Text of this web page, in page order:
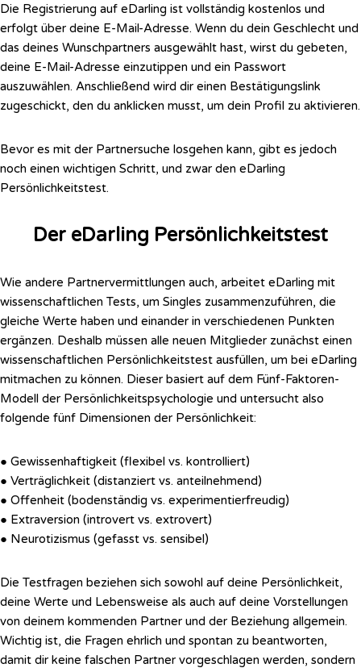
Die Registrierung auf eDarling ist vollständig kostenlos und
erfolgt über deine E-Mail-Adresse. Wenn du dein Geschlecht und
das deines Wunschpartners ausgewählt hast, wirst du gebeten,
deine E-Mail-Adresse einzutippen und ein Passwort
auszuwählen. Anschließend wird dir einen Bestätigungslink
zugeschickt, den du anklicken musst, um dein Profil zu aktivieren.
Bevor es mit der Partnersuche losgehen kann, gibt es jedoch
noch einen wichtigen Schritt, und zwar den eDarling
Persönlichkeitstest.
Der eDarling Persönlichkeitstest
Wie andere Partnervermittlungen auch, arbeitet eDarling mit
wissenschaftlichen Tests, um Singles zusammenzuführen, die
gleiche Werte haben und einander in verschiedenen Punkten
ergänzen. Deshalb müssen alle neuen Mitglieder zunächst einen
wissenschaftlichen Persönlichkeitstest ausfüllen, um bei eDarling
mitmachen zu können. Dieser basiert auf dem Fünf-Faktoren-
Modell der Persönlichkeitspsychologie und untersucht also
folgende fünf Dimensionen der Persönlichkeit:
● Gewissenhaftigkeit (flexibel vs. kontrolliert)
● Verträglichkeit (distanziert vs. anteilnehmend)
● Offenheit (bodenständig vs. experimentierfreudig)
● Extraversion (introvert vs. extrovert)
● Neurotizismus (gefasst vs. sensibel)
Die Testfragen beziehen sich sowohl auf deine Persönlichkeit,
deine Werte und Lebensweise als auch auf deine Vorstellungen
von deinem kommenden Partner und der Beziehung allgemein.
Wichtig ist, die Fragen ehrlich und spontan zu beantworten,
damit dir keine falschen Partner vorgeschlagen werden, sondern